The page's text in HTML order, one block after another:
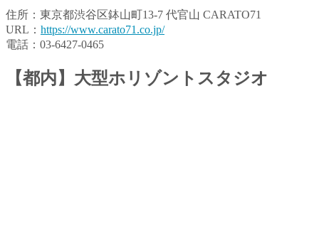
住所：東京都渋谷区鉢山町13-7 代官山 CARATO71
URL： https://www.carato71.co.jp/
電話：03-6427-0465
【都内】大型ホリゾントスタジオ